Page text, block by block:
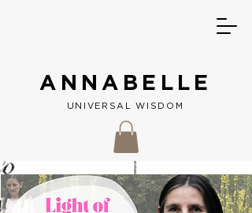
ANNABELLE
UNIVERSAL W ISDOM